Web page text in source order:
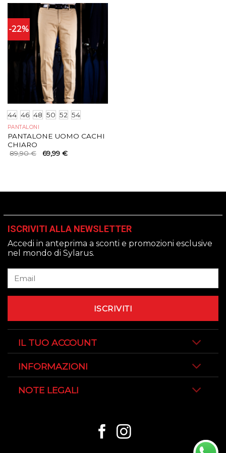
89,90 €.69,99 €.
-22%
44 46 48 50 52 54
PANTALONI
PANTALONE UOMO CACHI
CHIARO
89,90€
Il
prezzo
69,99€Il
ISCRIVITI ALLA NEWSLETTER
Accedi in anteprima a sconti e promozioni esclusive
nel mondo di Sylarus.
IL TUO ACCOUNT
INFORMAZIONI
NOTE LEGALI